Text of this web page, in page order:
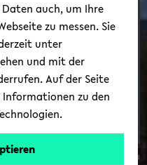
ETACE Eco­no­mic Theo­ry
and Com­pu­ta­tio­nal Eco­
no­mics (ETACE)
Prof.
© Uni­ver­si­tät Bie­le­feld
auch, um Ihre
zu messen. Sie
unter
und mit der
Auf der Seite
zu den